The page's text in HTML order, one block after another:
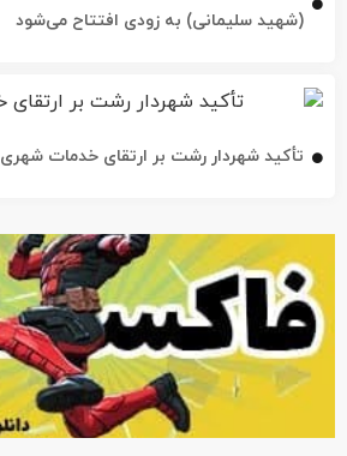
(شهید سلیمانی) به زودی افتتاح می‌شود
تأکید شهردار رشت بر ارتقای خدمات شهری